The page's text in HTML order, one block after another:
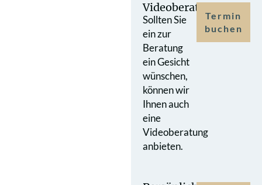
Videoberatung
Sollten Sie
ein zur
Beratung
ein Gesicht
wünschen,
können wir
Ihnen auch
eine
Videoberatung
anbieten.
Termin
buchen